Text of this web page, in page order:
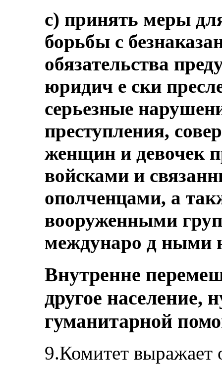
с) принять меры
борьбы с
обязательства
юридич е ски
серьезные
преступления,
женщин и девочек
войсками и
ополченцами, а
вооруженными
междунаро д ными
Внутренне
другое население,
гуманитарной
9.Комитет выражает